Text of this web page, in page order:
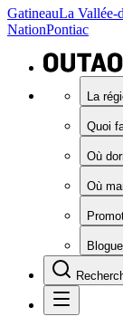
GatineauLa Vallée-
NationPontiac
La
Quoi
Où
Où
Blogue